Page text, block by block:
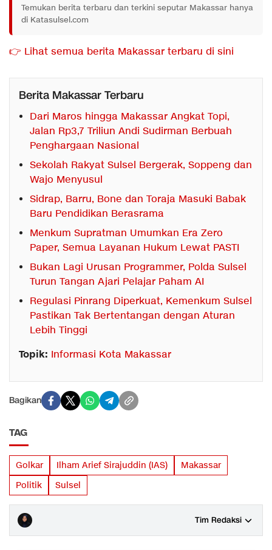
Temukan berita terbaru dan terkini seputar Makassar hanya
di Katasulsel.com
👉 Lihat semua berita Makassar terbaru di sini
Berita Makassar Terbaru
Dari Maros hingga Makassar Angkat Topi,
Jalan Rp3,7 Triliun Andi Sudirman Berbuah
Penghargaan Nasional
Sekolah Rakyat Sulsel Bergerak, Soppeng dan
Wajo Menyusul
Sidrap, Barru, Bone dan Toraja Masuki Babak
Baru Pendidikan Berasrama
Menkum Supratman Umumkan Era Zero
Paper, Semua Layanan Hukum Lewat PASTI
Bukan Lagi Urusan Programmer, Polda Sulsel
Turun Tangan Ajari Pelajar Paham AI
Regulasi Pinrang Diperkuat, Kemenkum Sulsel
Pastikan Tak Bertentangan dengan Aturan
Lebih Tinggi
Topik: Informasi Kota Makassar
Bagikan
TAG
Golkar Ilham Arief Sirajuddin (IAS)
Makassar
Politik
Sulsel
Tim Redaksi